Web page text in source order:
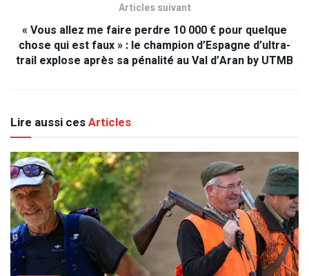
Articles suivant
« Vous allez me faire perdre 10 000 € pour quelque
chose qui est faux » : le champion d’Espagne d’ultra-
trail explose après sa pénalité au Val d’Aran by UTMB
Lire aussi cesArticles